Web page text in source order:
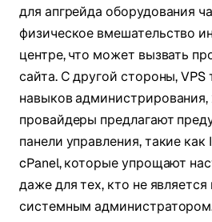
для апгрейда оборудования
физическое вмешательство
центре, что может вызвать
сайта. С другой стороны, VPS
навыков администрирования,
провайдеры предлагают
панели управления, такие как
cPanel, которые упрощают
даже для тех, кто не
системным